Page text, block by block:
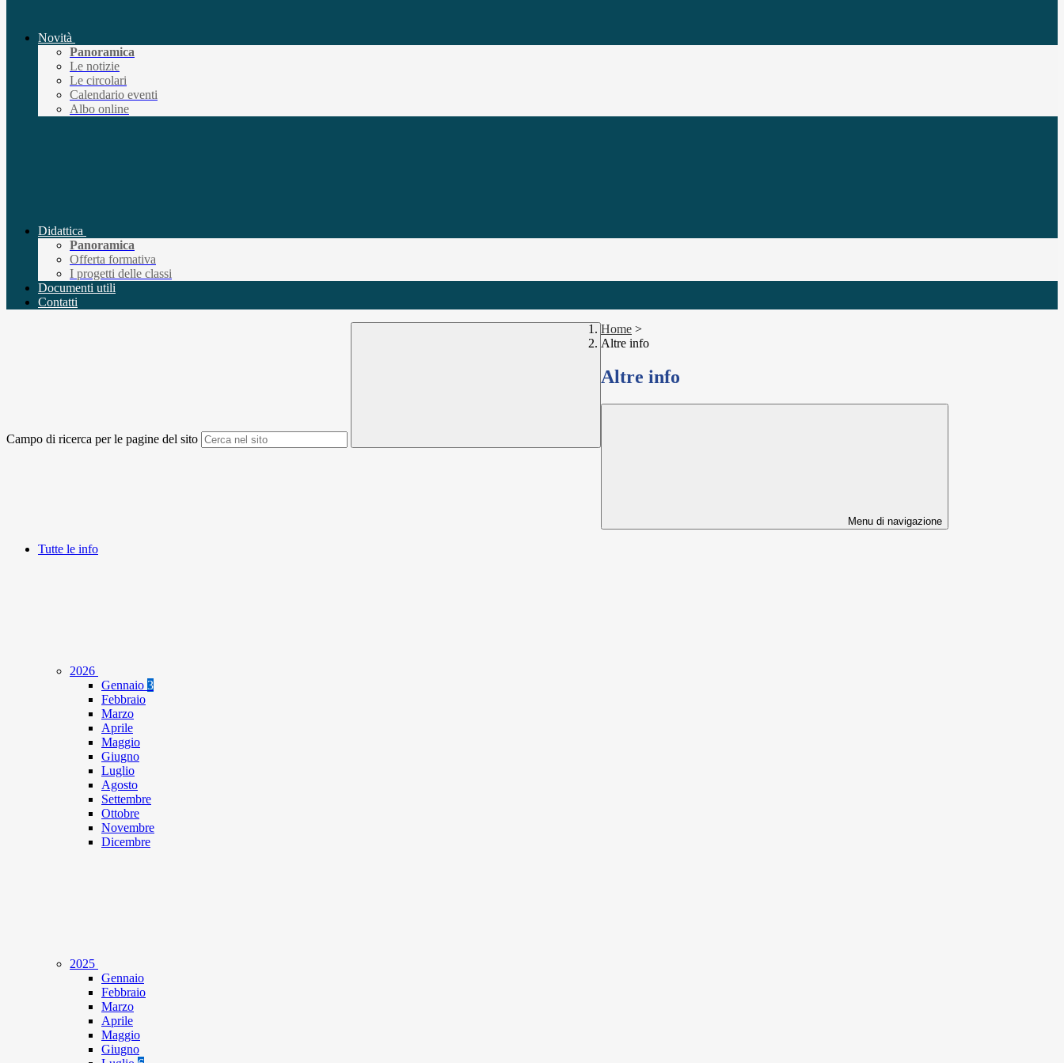
Novità
Panoramica
Le notizie
Le circolari
Calendario eventi
Albo online
Didattica
Panoramica
Offerta formativa
I progetti delle classi
Documenti utili
Contatti
Campo di ricerca per le pagine del sito
Home >
Altre info
Altre info
Menu di navigazione
Tutte le info
2026
Gennaio 3
Febbraio
Marzo
Aprile
Maggio
Giugno
Luglio
Agosto
Settembre
Ottobre
Novembre
Dicembre
2025
Gennaio
Febbraio
Marzo
Aprile
Maggio
Giugno